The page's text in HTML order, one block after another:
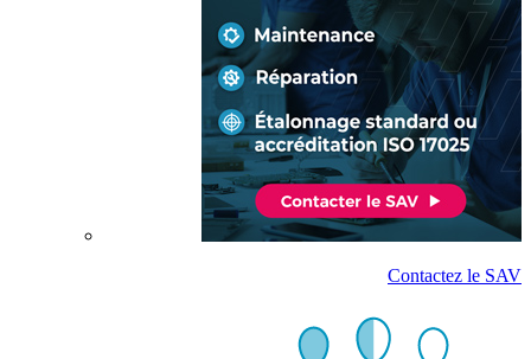
Contactez le SAV